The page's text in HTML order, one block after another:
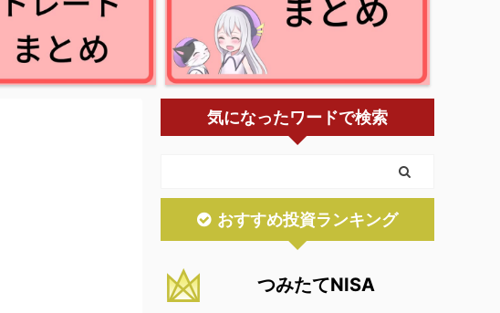
気になったワードで検索
おすすめ投資ランキング
つみたてNISA